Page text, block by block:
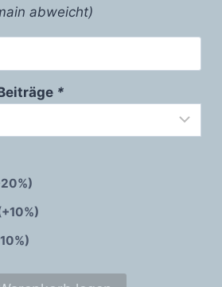
abweicht)
*